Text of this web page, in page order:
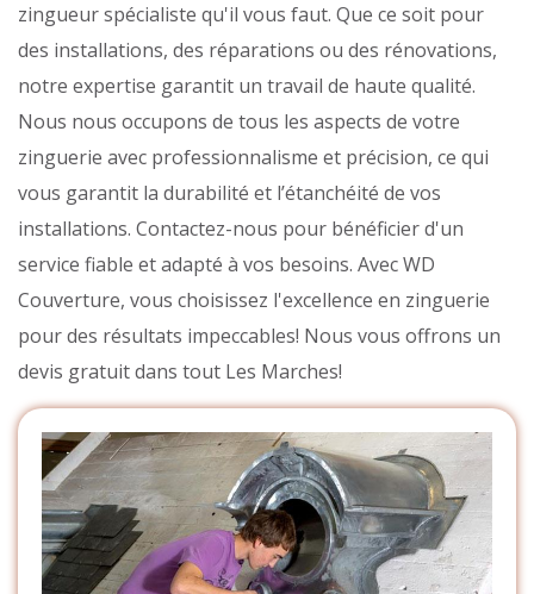
zingueur spécialiste qu'il vous faut. Que ce soit pour
des installations, des réparations ou des rénovations,
notre expertise garantit un travail de haute qualité.
Nous nous occupons de tous les aspects de votre
zinguerie avec professionnalisme et précision, ce qui
vous garantit la durabilité et l’étanchéité de vos
installations. Contactez-nous pour bénéficier d'un
service fiable et adapté à vos besoins. Avec WD
Couverture, vous choisissez l'excellence en zinguerie
pour des résultats impeccables! Nous vous offrons un
devis gratuit dans tout Les Marches!